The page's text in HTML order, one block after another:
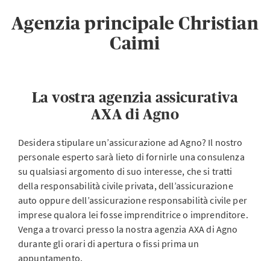
Agenzia principale Christian
Caimi
La vostra agenzia assicurativa
AXA di Agno
Desidera stipulare un’assicurazione ad Agno? Il nostro
personale esperto sarà lieto di fornirle una consulenza
su qualsiasi argomento di suo interesse, che si tratti
della responsabilità civile privata, dell’assicurazione
auto oppure dell’assicurazione responsabilità civile per
imprese qualora lei fosse imprenditrice o imprenditore.
Venga a trovarci presso la nostra agenzia AXA di Agno
durante gli orari di apertura o fissi prima un
appuntamento.